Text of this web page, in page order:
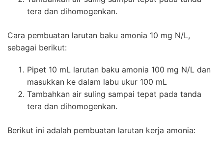
tera dan dihomogenkan.
Cara pembuatan larutan baku amonia 10 mg N/L,
sebagai berikut:
Pipet 10 mL larutan baku amonia 100 mg N/L dan
masukkan ke dalam labu ukur 100 mL
Tambahkan air suling sampai tepat pada tanda
tera dan dihomogenkan.
Berikut ini adalah pembuatan larutan kerja amonia: